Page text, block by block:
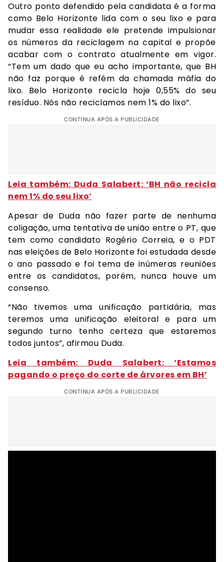
Outro ponto defendido pela candidata é a forma
como Belo Horizonte lida com o seu lixo e para
mudar essa realidade ele pretende impulsionar
os números da reciclagem na capital e propõe
acabar com o contrato atualmente em vigor.
“Tem um dado que eu acho importante, que BH
não faz porque é refém da chamada máfia do
lixo. Belo Horizonte recicla hoje 0,55% do seu
resíduo. Nós não reciclamos nem 1% do lixo”.
CONTINUA APÓS A PUBLICIDADE
Leia também: Duda Salabert: ‘BH não recicla
nem 1% do seu lixo’
Apesar de Duda não fazer parte de nenhuma
coligação, uma tentativa de união entre o PT, que
tem como candidato Rogério Correia, e o PDT
nas eleições de Belo Horizonte foi estudada desde
o ano passado e foi tema de inúmeras reuniões
entre os candidatos, porém, nunca houve um
consenso.
“Não tivemos uma unificação partidária, mas
teremos uma unificação eleitoral e para um
segundo turno tenho certeza que estaremos
todos juntos”, afirmou Duda.
Leia também: Duda Salabert: ‘Estamos
pagando o preço do corte de árvores em BH’
CONTINUA APÓS A PUBLICIDADE